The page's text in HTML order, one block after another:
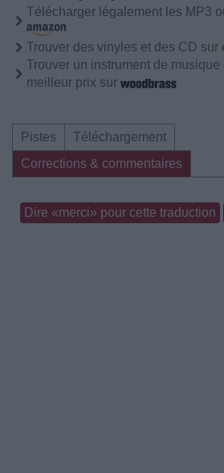
Télécharger légalement les MP3
Trouver des vinyles et des CD sur
Trouver un instrument de
meilleur prix sur
Pistes
Téléchargement
Corrections & commentaires
Dire «merci» pour cette traduction